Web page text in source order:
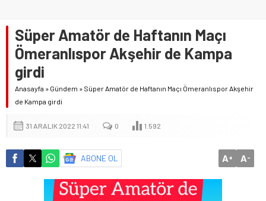
Süper Amatör de Haftanın Maçı
Ömeranlıspor Akşehir de Kampa
girdi
Anasayfa » Gündem » Süper Amatör de Haftanın Maçı Ömeranlıspor Akşehir
de Kampa girdi
31 ARALIK 2022 11:41 0 1.592
ABONE OL A+ A-